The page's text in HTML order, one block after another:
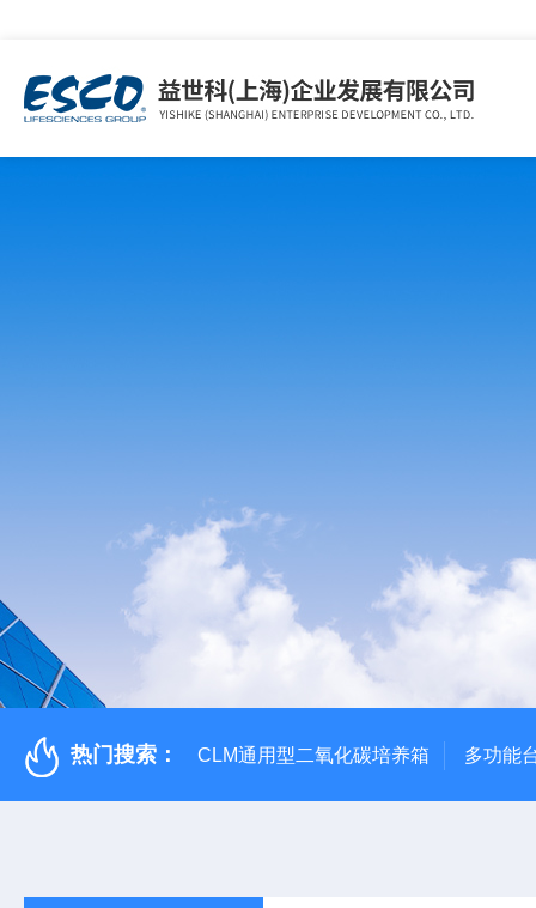
热门搜索： CLM通用型二氧化碳培养箱 多功能